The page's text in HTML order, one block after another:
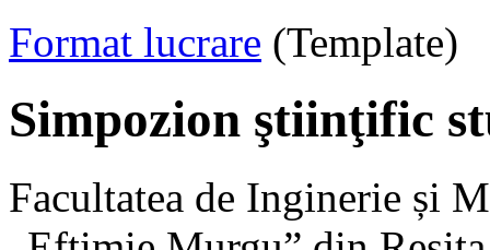
Format lucrare (Template)
Simpozion ştiinţific
Facultatea de Inginerie și